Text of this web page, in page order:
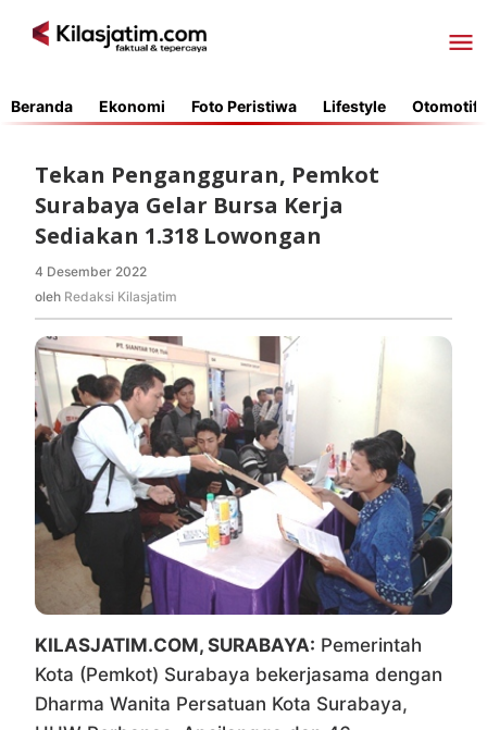
Beranda Ekonomi Foto Peristiwa Lifestyle Otomotif
Tekan Pengangguran, Pemkot
Surabaya Gelar Bursa Kerja
Sediakan 1.318 Lowongan
4 Desember 2022
Redaksi
oleh Redaksi Kilasjatim
KILASJATIM.COM, SURABAYA: Pemerintah
Kota (Pemkot) Surabaya bekerjasama dengan
Dharma Wanita Persatuan Kota Surabaya,